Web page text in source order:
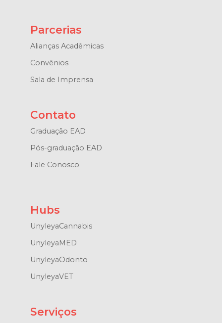
Parcerias
Alianças Acadêmicas
Convênios
Sala de Imprensa
Contato
Graduação EAD
Pós-graduação EAD
Fale Conosco
Hubs
UnyleyaCannabis
UnyleyaMED
UnyleyaOdonto
UnyleyaVET
Serviços